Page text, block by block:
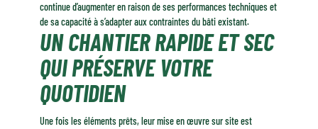
continue d’augmenter en raison de ses performances techniques et
de sa capacité à s’adapter aux contraintes du bâti existant.
UN CHANTIER RAPIDE ET SEC
QUI PRÉSERVE VOTRE
QUOTIDIEN
Une fois les éléments prêts, leur mise en œuvre sur site est